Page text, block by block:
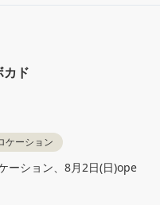
カド
ケーション
ーション、8月2日(日)ope